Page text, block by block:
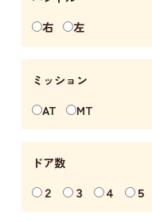
右
左
ミッション
AT
MT
ドア数
２
３ ４ ５